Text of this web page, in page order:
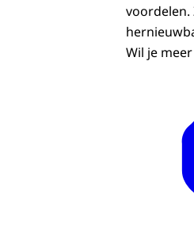
voordelen.
Wil je